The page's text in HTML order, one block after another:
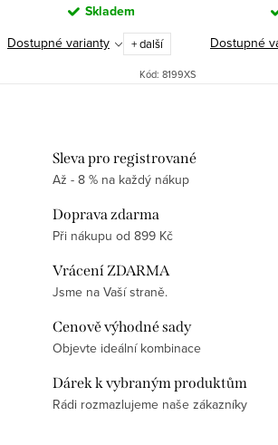
Skladem
Dostupné varianty + další
Kód: 8199XS
Dostupné
Sleva pro registrované
Až - 8 % na každý nákup
Doprava zdarma
Při nákupu od 899 Kč
Vrácení ZDARMA
Jsme na Vaší straně.
Cenově výhodné sady
Objevte ideální kombinace
Dárek k vybraným produktům
Rádi rozmazlujeme naše zákazníky